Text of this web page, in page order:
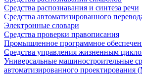
Средства распознавания и синтеза речи
Средства автоматизированного
Электронные словари
Средства проверки правописания
Промышленное программное
Средства управления жизненным
Универсальные машиностроительные
автоматизированного проектирования